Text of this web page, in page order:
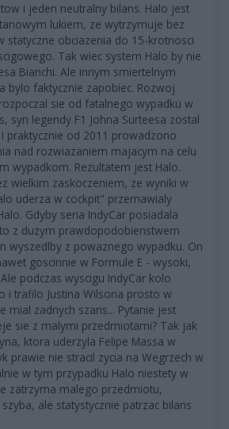
i jeden neutralny bilans. Halo jest
lukiem, ze wytrzymuje bez
statyczne obciazenia do 15-krotnosci
Tak wiec system Halo by nie
Bianchi. Ale innym smiertelnym
bylo faktycznie zapobiec. Rozwoj
sie od fatalnego wypadku w
syn legendy F1 Johna Surteesa zostal
praktycznie od 2011 prowadzono
nad rozwiazaniem majacym na celu
wypadkom. Rezultatem jest Halo.
wielkim zaskoczeniem, ze wyniki w
uderza w cockpit" przemawialy
Gdyby seria IndyCar posiadala
z duzym prawdopodobienstwem
wyszedlby z powaznego wypadku. On
goscinnie w Formule E - wysoki,
podczas wyscigu IndyCar kolo
i trafilo Justina Wilsona prosto w
mial zadnych szans... Pytanie jest
sie z malymi przedmiotami? Tak jak
ktora uderzyla Felipe Massa w
prawie nie stracil zycia na Wegrzech w
w tym przypadku Halo niestety w
zatrzyma malego przedmiotu,
ale statystycznie patrzac bilans